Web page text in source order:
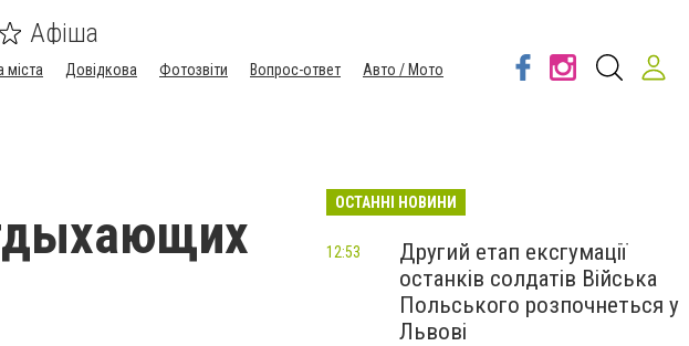
Афіша
міста Довідкова Фотозвіти Вопрос-ответ
Авто / Мото
ОСТАННІ НОВИНИ
Другий етап ексгумації
останків солдатів Війська
Польського розпочнеться у
Львові
12:53